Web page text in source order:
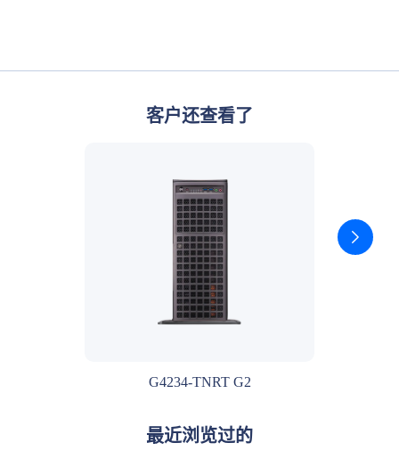
客户还查看了
G4234-TNRT G2
最近浏览过的